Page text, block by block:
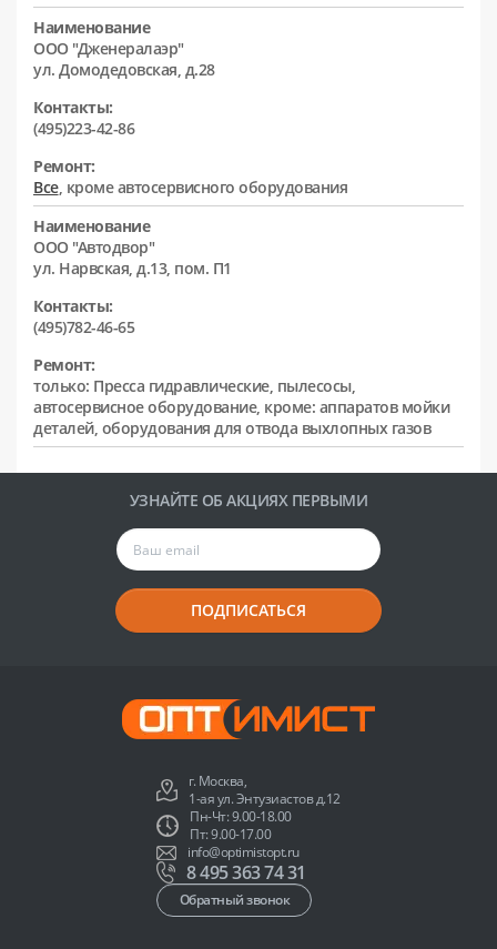
Наименование
ООО "Дженералаэр"
ул. Домодедовская, д.28
Контакты:
(495)223-42-86
Ремонт:
Все, кроме автосервисного оборудования
Наименование
ООО "Автодвор"
ул. Нарвская, д.13, пом. П1
Контакты:
(495)782-46-65
Ремонт:
только: Пресса гидравлические, пылесосы,
автосервисное оборудование, кроме: аппаратов мойки
деталей, оборудования для отвода выхлопных газов
УЗНАЙТЕ ОБ АКЦИЯХ ПЕРВЫМИ
ПОДПИСАТЬСЯ
г. Москва,
1-ая ул. Энтузиастов д.12
Пн-Чт: 9.00-18.00
Пт: 9.00-17.00
info@optimistopt.ru
8 495 363 74 31
Обратный звонок